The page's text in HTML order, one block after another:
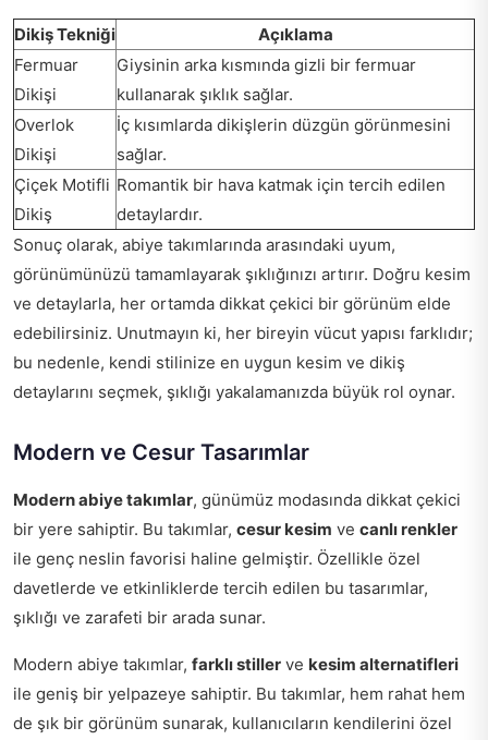
Dikiş Tekniği
Açıklama
Fermuar
Dikişi
Giysinin arka kısmında gizli bir fermuar
kullanarak şıklık sağlar.
Overlok
Dikişi
İç kısımlarda dikişlerin düzgün görünmesini
sağlar.
Çiçek Motifli
Dikiş
Romantik bir hava katmak için tercih edilen
detaylardır.
Sonuç olarak, abiye takımlarında arasındaki uyum,
görünümünüzü tamamlayarak şıklığınızı artırır. Doğru kesim
ve detaylarla, her ortamda dikkat çekici bir görünüm elde
edebilirsiniz. Unutmayın ki, her bireyin vücut yapısı farklıdır;
bu nedenle, kendi stilinize en uygun kesim ve dikiş
detaylarını seçmek, şıklığı yakalamanızda büyük rol oynar.
Modern ve Cesur Tasarımlar
Modern abiye takımlar, günümüz modasında dikkat çekici
bir yere sahiptir. Bu takımlar, cesur kesim ve canlı renkler
ile genç neslin favorisi haline gelmiştir. Özellikle özel
davetlerde ve etkinliklerde tercih edilen bu tasarımlar,
şıklığı ve zarafeti bir arada sunar.
Modern abiye takımlar, farklı stiller ve kesim alternatifleri
ile geniş bir yelpazeye sahiptir. Bu takımlar, hem rahat hem
de şık bir görünüm sunarak, kullanıcıların kendilerini özel